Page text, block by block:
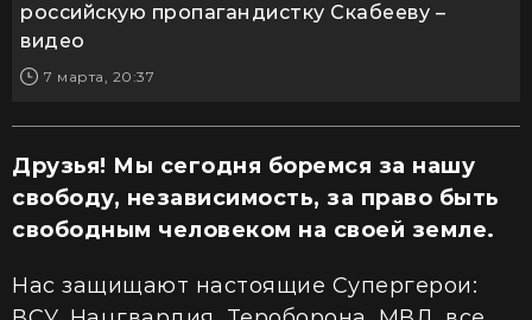
российскую пропагандистку Скабееву –
видео
7 марта, 20:37
Друзья! Мы сегодня боремся за нашу
свободу, независимость, за право быть
свободным человеком на своей земле.
Нас защищают настоящие Супергерои: